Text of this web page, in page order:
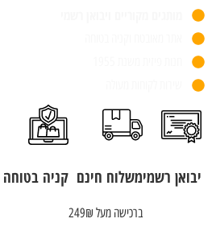
יבואן רשמימשלוח חינם
ברכישה מעל 249₪
קניה בטוחה